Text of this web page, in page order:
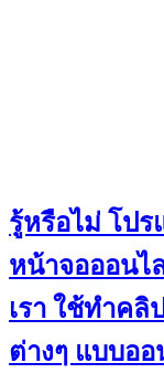
รู้หรือไม่ โปร
หน้าจอออนไ
เรา ใช้ทำค
ต่างๆ แบบออ